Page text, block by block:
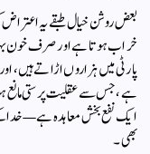
بعض روشن خیال طبقے یہ
خراب ہوتا ہے اور صرف خون
پارٹی میں ہزاروں اڑاتے ہیں،
ہے، جس سے عقلیت پرستی مانع
ایک نفع بخش معاہدہ ہے — خدا
بھی۔